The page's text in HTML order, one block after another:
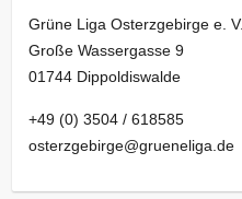
Grüne Liga Osterzgebirge e. V.
Große Wassergasse 9
01744 Dippoldiswalde
+49 (0) 3504 / 618585
osterzgebirge@grueneliga.de